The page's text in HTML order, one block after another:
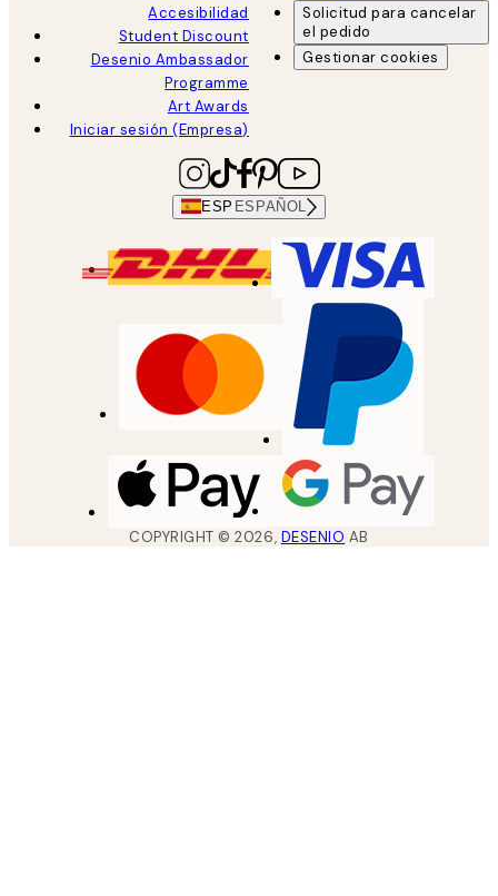
Accesibilidad
Student Discount
Desenio Ambassador
Programme
Art Awards
Iniciar sesión (Empresa)
Solicitud para cancelar
el pedido
Gestionar cookies
ESP ESPAÑOL
COPYRIGHT ©2026, DESENIO AB